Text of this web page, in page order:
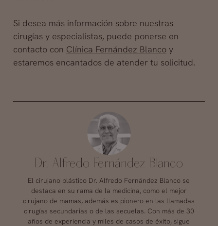
Si desea más información sobre nuestras
cirugías y especialistas, puede ponerse en
contacto con Clínica Fernández Blancoy
estaremos encantados de atender tu solicitud.
Dr. Alfredo Fernández Blanco
El cirujano plástico Dr. Alfredo Fernández Blanco se
destaca en su rama de la medicina, como el mejor
cirujano de mamas, además es pionero en las llamadas
cirugías secundarias o de las secuelas. Con más de 30
años de experiencia y miles de casos de éxito, sigue